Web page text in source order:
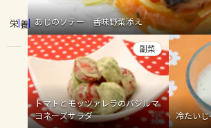
レシピ
トーク
よくあるお問い合わせ
お買い物
栄養 あじのソテー 香味野菜添え
トマトとモッツァレラのバジルマ
ヨネーズサラダ
副菜
冷たい